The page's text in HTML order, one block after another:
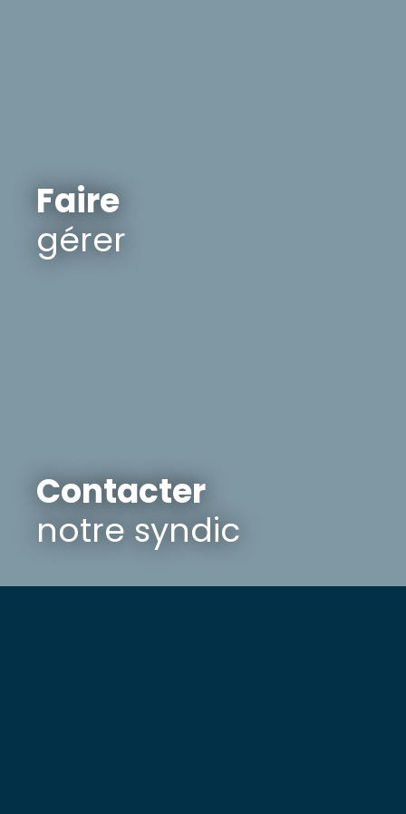
Faire
gérer
Contacter
notre syndic